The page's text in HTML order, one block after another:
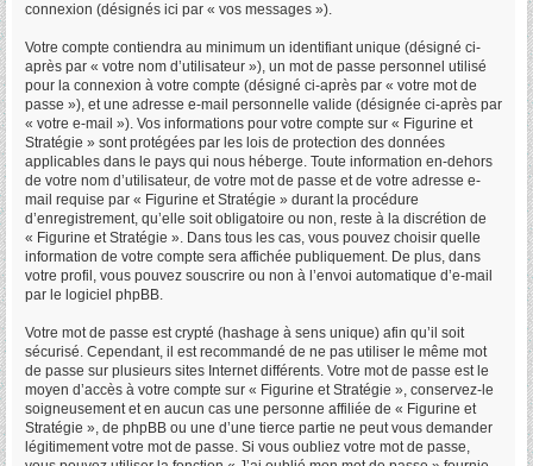
connexion (désignés ici par « vos messages »).
Votre compte contiendra au minimum un identifiant unique (désigné ci-
après par « votre nom d’utilisateur »), un mot de passe personnel utilisé
pour la connexion à votre compte (désigné ci-après par « votre mot de
passe »), et une adresse e-mail personnelle valide (désignée ci-après par
« votre e-mail »). Vos informations pour votre compte sur « Figurine et
Stratégie » sont protégées par les lois de protection des données
applicables dans le pays qui nous héberge. Toute information en-dehors
de votre nom d’utilisateur, de votre mot de passe et de votre adresse e-
mail requise par « Figurine et Stratégie » durant la procédure
d’enregistrement, qu’elle soit obligatoire ou non, reste à la discrétion de
« Figurine et Stratégie ». Dans tous les cas, vous pouvez choisir quelle
information de votre compte sera affichée publiquement. De plus, dans
votre profil, vous pouvez souscrire ou non à l’envoi automatique d’e-mail
par le logiciel phpBB.
Votre mot de passe est crypté (hashage à sens unique) afin qu’il soit
sécurisé. Cependant, il est recommandé de ne pas utiliser le même mot
de passe sur plusieurs sites Internet différents. Votre mot de passe est le
moyen d’accès à votre compte sur « Figurine et Stratégie », conservez-le
soigneusement et en aucun cas une personne affiliée de « Figurine et
Stratégie », de phpBB ou une d’une tierce partie ne peut vous demander
légitimement votre mot de passe. Si vous oubliez votre mot de passe,